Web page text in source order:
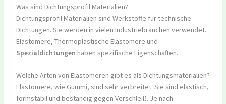
Was sind Dichtungsprofil Materialien?
Dichtungsprofil Materialien sind Werkstoffe für technische
Dichtungen. Sie werden in vielen Industriebranchen verwendet.
Elastomere, Thermoplastische Elastomere und
Spezialdichtungen haben spezifische Eigenschaften.
Welche Arten von Elastomeren gibt es als Dichtungsmaterialien?
Elastomere, wie Gummi, sind sehr verbreitet. Sie sind elastisch,
formstabil und beständig gegen Verschleiß. Je nach